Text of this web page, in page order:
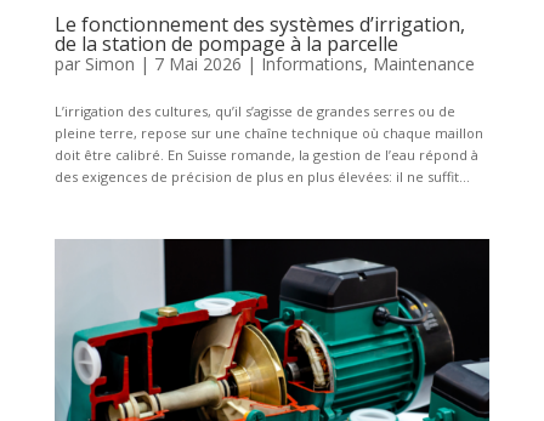
Le fonctionnement des systèmes d’irrigation,
de la station de pompage à la parcelle
par Simon | 7 Mai 2026| Informations, Maintenance
L’irrigation des cultures, qu’il s’agisse de grandes serres ou de
pleine terre, repose sur une chaîne technique où chaque maillon
doit être calibré. En Suisse romande, la gestion de l’eau répond à
des exigences de précision de plus en plus élevées: il ne suffit...